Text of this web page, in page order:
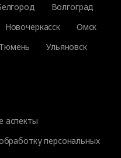
Волгоград
Новочеркасск
Омск
Тюмень
Ульяновск
аспекты
персональных